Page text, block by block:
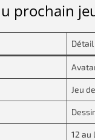
prochain
Détail
Jeu
12 au